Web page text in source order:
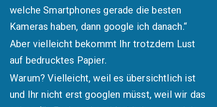
welche Smartphones gerade die besten
Kameras haben, dann google ich danach.“
Aber vielleicht bekommt Ihr trotzdem Lust
auf bedrucktes Papier.
Warum? Vielleicht, weil es übersichtlich ist
und Ihr nicht erst googlen müsst, weil wir das